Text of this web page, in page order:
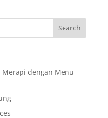
Merapi dengan Menu